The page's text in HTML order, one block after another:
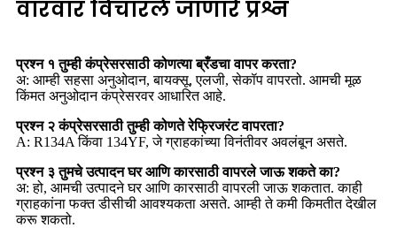
वारंवार विचारले जाणारे प्रश्न
प्रश्न १ तुम्ही कंप्रेसरसाठी कोणत्या ब्रँडचा वापर करता?
अ: आम्ही सहसा अनुओदान, बायक्सू, एलजी, सेकॉप वापरतो. आमची मूळ
किंमत अनुओदान कंप्रेसरवर आधारित आहे.
प्रश्न २ कंप्रेसरसाठी तुम्ही कोणते रेफ्रिजरंट वापरता?
A: R134A किंवा 134YF, जे ग्राहकांच्या विनंतीवर अवलंबून असते.
प्रश्न ३ तुमचे उत्पादन घर आणि कारसाठी वापरले जाऊ शकते का?
अ: हो, आमची उत्पादने घर आणि कारसाठी वापरली जाऊ शकतात. काही
ग्राहकांना फक्त डीसीची आवश्यकता असते. आम्ही ते कमी किमतीत देखील
करू शकतो.